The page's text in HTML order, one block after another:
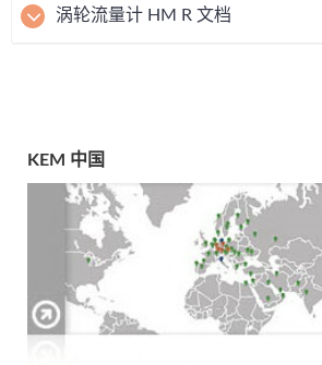
涡轮流量计 HM R 文档
KEM 中国